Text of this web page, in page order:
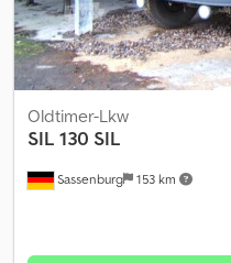
Sassenburg 153 km
Oldtimer-Lkw
SIL 130 SIL